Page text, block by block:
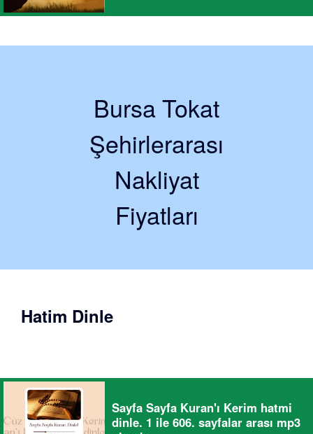
Bursa Tokat
Şehirlerarası
Nakliyat
Fiyatları
Hatim Dinle
Sayfa Sayfa Kuran'ı Kerim hatmi
dinle. 1 ile 606. sayfalar arası mp3